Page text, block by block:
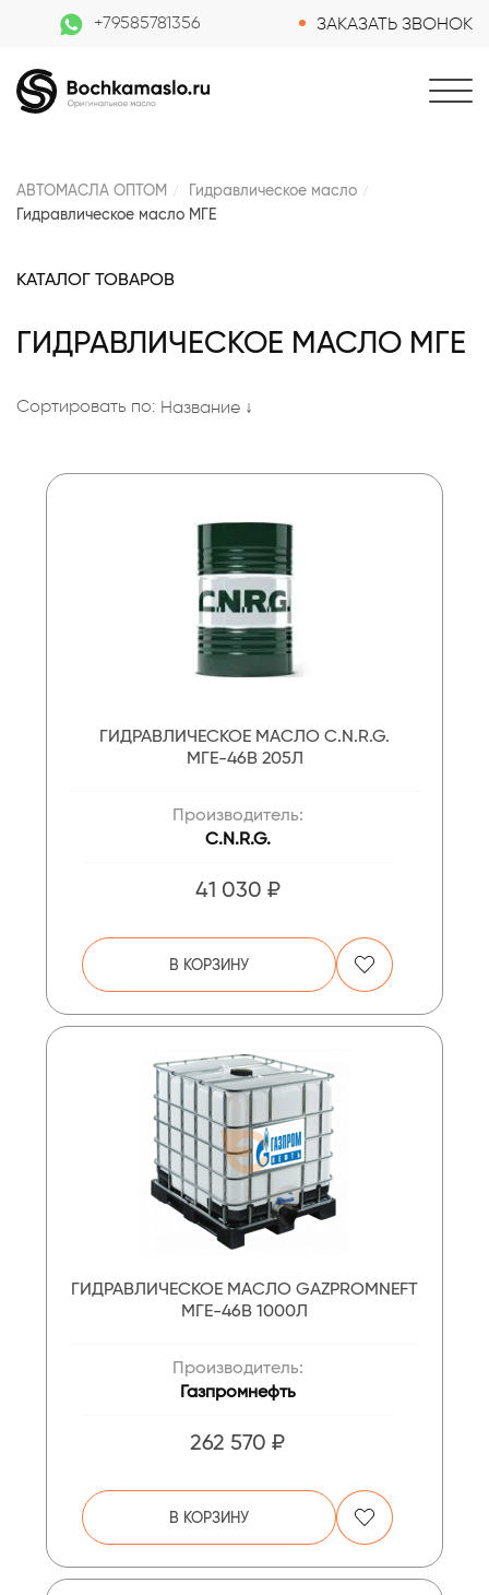
+79585781356 ЗАКАЗАТЬ ЗВОНОК
АВТОМАСЛА ОПТОМ
Гидравлическое масло
Гидравлическое масло МГЕ
КАТАЛОГ ТОВАРОВ
ГИДРАВЛИЧЕСКОЕ МАСЛО МГЕ
Сортировать по: Название ↓
ГИДРАВЛИЧЕСКОЕ МАСЛО C.N.R.G.
МГЕ-46В 205Л
Производитель:
C.N.R.G.
41 030 ₽
В КОРЗИНУ
ГИДРАВЛИЧЕСКОЕ МАСЛО GAZPROMNEFT
МГЕ-46В 1000Л
Производитель:
Газпромнефть
262 570 ₽
В КОРЗИНУ